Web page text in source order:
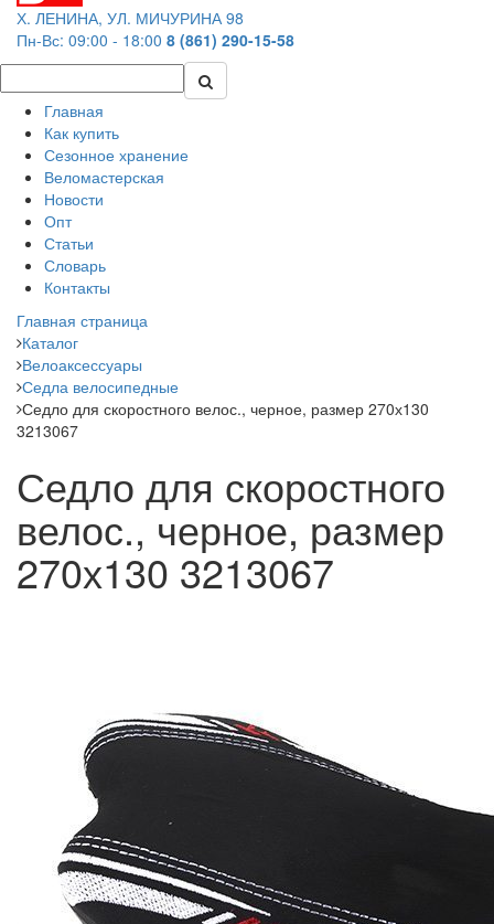
Х. ЛЕНИНА, УЛ. МИЧУРИНА 98
Пн-Вс: 09:00 - 18:00 8 (861) 290-15-58
Главная
Как купить
Сезонное хранение
Веломастерская
Новости
Опт
Статьи
Словарь
Контакты
Главная страница
Каталог
Велоаксессуары
Седла велосипедные
Седло для скоростного велос., черное, размер 270х130
3213067
Седло для скоростного
велос., черное, размер
270х130 3213067